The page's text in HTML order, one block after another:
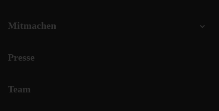
Mitmachen
Presse
Team